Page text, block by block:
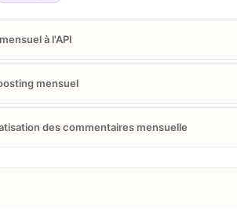
à l'API
mensuel
des commentaires mensuelle